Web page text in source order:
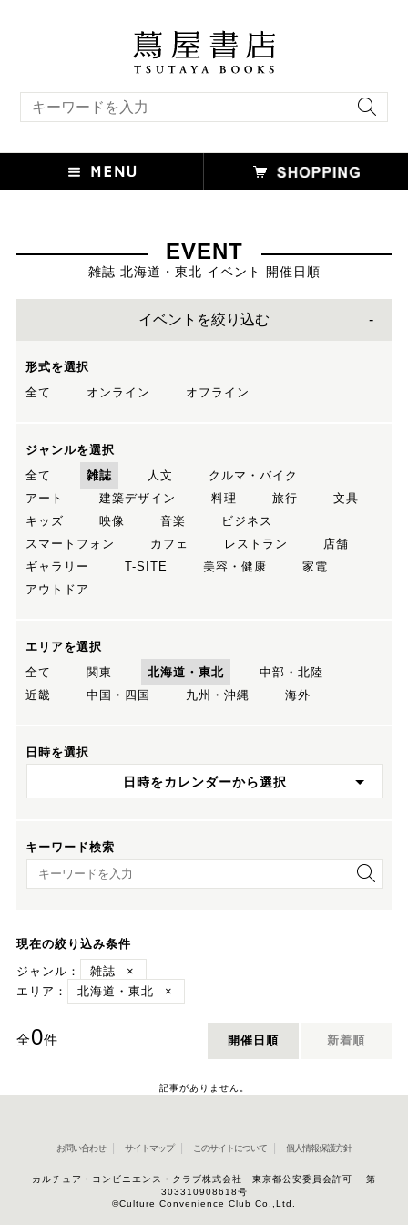
EVENT
雑誌 北海道・東北 イベント 開催日順
イベントを絞り込む
形式を選択
全て
オンライン オフライン
ジャンルを選択
全て
雑誌 人文
クルマ・バイク
アート
建築デザイン 料理 旅行
文具
キッズ
映像 音楽
ビジネス
スマートフォン
カフェ レストラン
店舗
ギャラリー
T-SITE 美容・健康
家電
アウトドア
エリアを選択
全て
関東 北海道・東北
中部・北陸
近畿
中国・四国 九州・沖縄 海外
日時を選択
日時をカレンダーから選択
キーワード検索
キーワード検索
現在の絞り込み条件
ジャンル：
雑誌
×
エリア：
北海道・東北 ×
全0件 開催日順 新着順
記事がありません。
お問い合わせ サイトマップ このサイトについて 個人情報保護方針
カルチュア・コンビニエンス・クラブ株式会社 東京都公安委員会許可 第
303310908618号
©Culture Convenience Club Co.,Ltd.